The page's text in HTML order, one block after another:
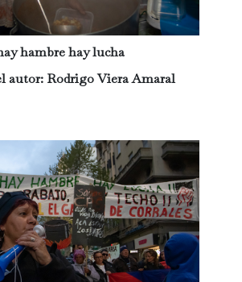
hambre hay lucha
autor: Rodrigo Viera Amaral